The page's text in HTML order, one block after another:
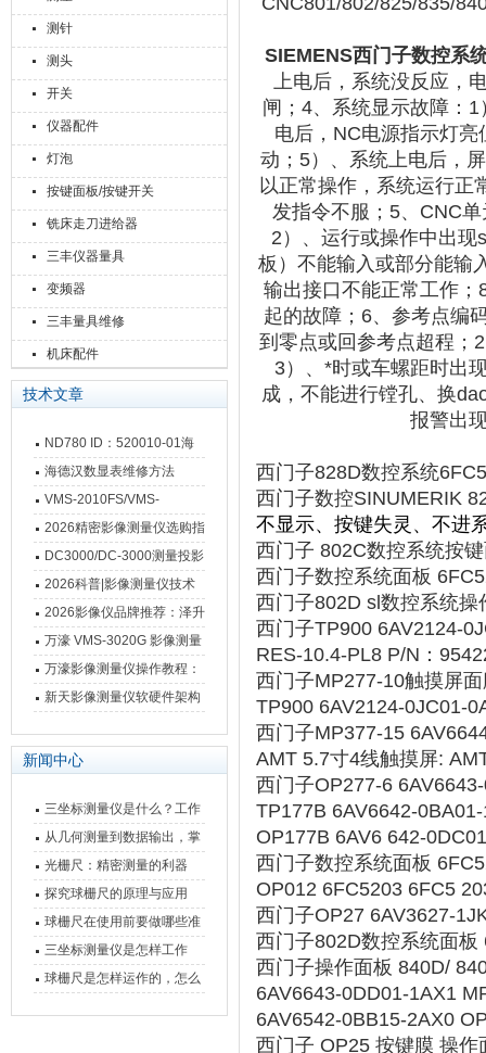
测针
测头
开关
仪器配件
灯泡
按键面板/按键开关
铣床走刀进给器
三丰仪器量具
变频器
三丰量具维修
机床配件
技术文章
ND780 ID：520010-01海
德汉数显表故障维修内容
海德汉数显表维修方法
VMS-2010FS/VMS-
3020FS/VMS-4030FS手动
影像测量仪技术参数
2026精密影像测量仪选购指
南 靠谱品牌一站式选型推荐
DC3000/DC-3000测量投影
仪万濠数据处理器数显表故
障维修方法
2026科普|影像测量仪技术
原理、分类及选型应用
2026影像仪品牌推荐：泽升
影像测量仪选型指南
万濠 VMS-3020G 影像测量
仪技术规格与应用解析
万濠影像测量仪操作教程：
从开机到出报告，新手也能
新天影像测量仪软硬件架构
新闻中心
三坐标测量仪是什么？工作
原理、分类与核心功能一次
讲清
从几何测量到数据输出，掌
握万濠影像测量仪的六大核
心能力
光栅尺：精密测量的利器
探究球栅尺的原理与应用
球栅尺在使用前要做哪些准
备工作？
三坐标测量仪是怎样工作
的，功能有什么优势？
球栅尺是怎样运作的，怎么
SIEMENS西门子数控系
上电后，系统没反应，
闸； 4、系统显示故障：
电后，NC电源指示灯
动；5）、系统上电后，
以正常操作，系统运行正
发指令不服；5、CNC
2）、运行或操作中出
板）不能输入或部分能输
输出接口不能正常工作
起的故障；6、参考点编
到零点或回参考点超程；
3）、*时或车螺距时出
成，不能进行镗孔、换
报警出
西门子828D数控系统
西门子数控SINUMERIK
不显示、按键失灵、不进
西门子 802C数控系统按
西门子数控系统面板
西门子802D sl数控系统
西门子TP900 6AV2124-
RES-10.4-PL8 P/N：
西门子MP277-10触摸屏
TP900 6AV2124-0JC01-
西门子MP377-15
AMT 5.7寸4线触摸屏:
西门子OP277-6
TP177B 6AV6642-
OP177B 6AV6 642-
西门子数控系统面板
OP012 6FC5203 6FC5
西门子OP27 6AV3627-
西门子802D数控系统面
西门子操作面板 840D/
6AV6643-0DD01-1AX1
6AV6542-0BB15-2AX0
西门子 OP25 按键膜 操作